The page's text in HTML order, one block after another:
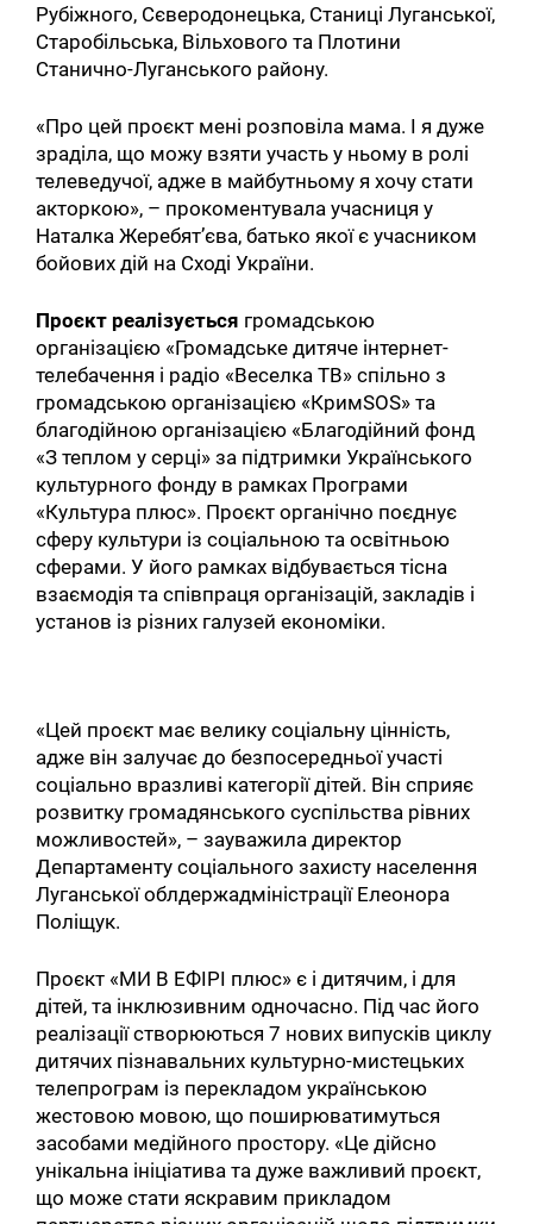
Рубіжного, Сєверодонецька, Станиці Луганської,
Старобільська, Вільхового та Плотини
Станично-Луганського району.
«Про цей проєкт мені розповіла мама. І я дуже
зраділа, що можу взяти участь у ньому в ролі
телеведучої, адже в майбутньому я хочу стати
акторкою», – прокоментувала учасниця у
Наталка Жеребят’єва, батько якої є учасником
бойових дій на Сході України.
Проєкт реалізується громадською
організацією «Громадське дитяче інтернет-
телебачення і радіо «Веселка TВ» спільно з
громадською організацією «КримSOS» та
благодійною організацією «Благодійний фонд
«З теплом у серці» за підтримки Українського
культурного фонду в рамках Програми
«Культура плюс». Проєкт органічно поєднує
сферу культури із соціальною та освітньою
сферами. У його рамках відбувається тісна
взаємодія та співпраця організацій, закладів і
установ із різних галузей економіки.
«Цей проєкт має велику соціальну цінність,
адже він залучає до безпосередньої участі
соціально вразливі категорії дітей. Він сприяє
розвитку громадянського суспільства рівних
можливостей», – зауважила директор
Департаменту соціального захисту населення
Луганської облдержадміністрації Елеонора
Поліщук.
Проєкт «МИ В ЕФІРІ плюс» є і дитячим, і для
дітей, та інклюзивним одночасно. Під час його
реалізації створюються 7 нових випусків циклу
дитячих пізнавальних культурно-мистецьких
телепрограм із перекладом українською
жестовою мовою, що поширюватимуться
засобами медійного простору. «Це дійсно
унікальна ініціатива та дуже важливий проєкт,
що може стати яскравим прикладом